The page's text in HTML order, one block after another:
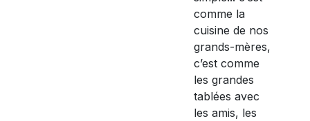
comme la
cuisine de nos
grands-mères,
c’est comme
les grandes
tablées avec
les amis, les